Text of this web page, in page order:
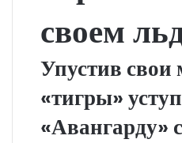
своем
Упустив
«тигры»
«Авангарду»